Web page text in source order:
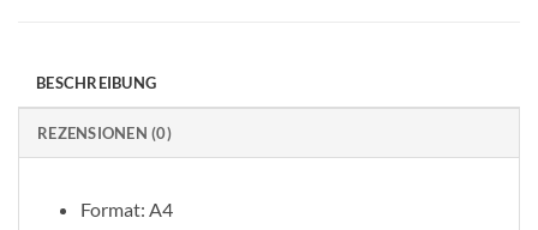
BESCHREIBUNG
REZENSIONEN (0)
Format: A4